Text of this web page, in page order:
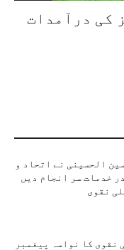
کی درآمدات
الحسینی نے اتحاد و
خدمات سر انجام دیں
نقوی
نقوی کا نواسہ پیغمبر